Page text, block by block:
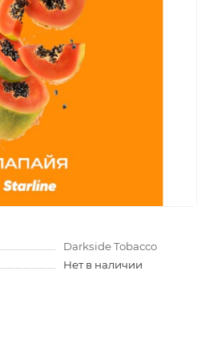
Darkside Tobacco
Нет в наличии